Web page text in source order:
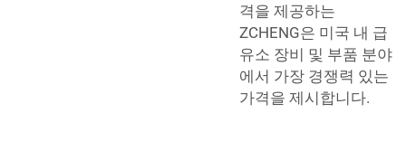
격을 제공하는
ZCHENG은 미국 내 급
유소 장비 및 부품 분야
에서 가장 경쟁력 있는
가격을 제시합니다.